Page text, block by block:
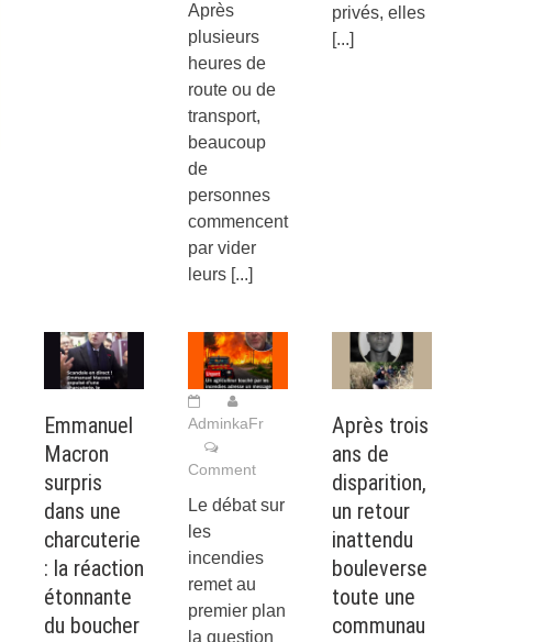
Après
plusieurs
heures de
route ou de
transport,
beaucoup
de
personnes
commencent
par vider
leurs [...]
privés, elles
[...]
Emmanuel
Macron
surpris
dans une
charcuterie
: la réaction
étonnante
du boucher
AdminkaFr
Comment
Le débat sur
les
incendies
remet au
premier plan
la question
Après trois
ans de
disparition,
un retour
inattendu
bouleverse
toute une
communau